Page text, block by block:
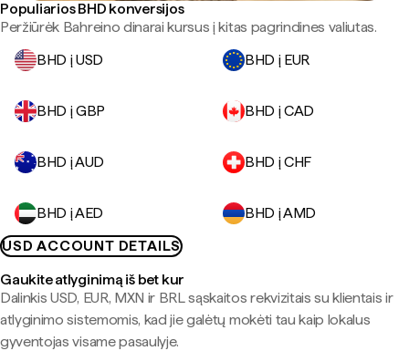
Populiarios BHD konversijos
Peržiūrėk Bahreino dinarai kursus į kitas pagrindines valiutas.
BHD į USD
BHD į EUR
BHD į GBP BHD į CAD
BHD į AUD BHD į CHF
BHD į AED
BHD į AMD
USD ACCOUNT DETAILS
Gaukite atlyginimą iš bet kur
Dalinkis USD, EUR, MXN ir BRL sąskaitos rekvizitais su klientais ir
atlyginimo sistemomis, kad jie galėtų mokėti tau kaip lokalus
gyventojas visame pasaulyje.